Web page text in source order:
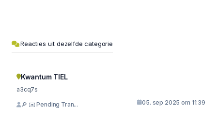
Reacties uit dezelfde categorie
Kwantum TIEL
a3cq7s
🔎 ✉️ Pending Tran... 05. sep 2025 om 11:39